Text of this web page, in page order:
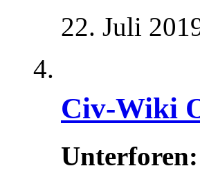
22. Juli
Civ-Wiki
Unterforen: